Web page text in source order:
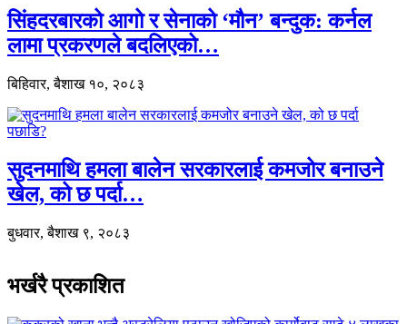
सिंहदरबारको आगो र सेनाको ‘मौन’ बन्दुक: कर्नल
लामा प्रकरणले बदलिएको…
बिहिवार, बैशाख १०, २०८३
सुदनमाथि हमला बालेन सरकारलाई कमजोर बनाउने
खेल, को छ पर्दा…
बुधवार, बैशाख ९, २०८३
भर्खरै प्रकाशित